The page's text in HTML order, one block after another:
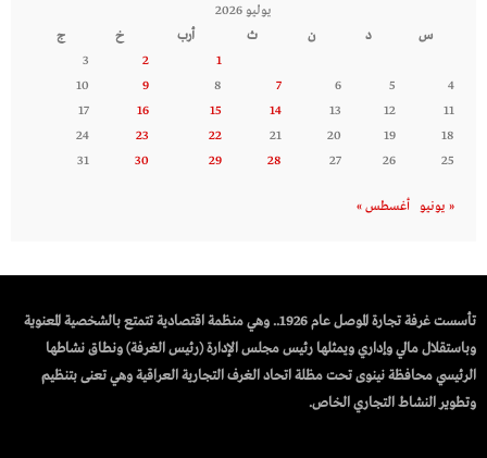
يوليو 2026
س
د ن ث أرب خ
ج
1
2
3
4
5
6
7
8
9
10
11
12
13
14
15
16
17
18
19
20
21
22
23
24
25
26
27
28
29
30
31
« يونيو أغسطس »
تأسست غرفة تجارة الموصل عام 1926.. وهي منظمة اقتصادية تتمتع بالشخصية المعنوية
وباستقلال مالي وإداري ويمثلها رئيس مجلس الإدارة (رئيس الغرفة) ونطاق نشاطها
الرئيسي محافظة نينوى تحت مظلة اتحاد الغرف التجارية العراقية وهي تعنى بتنظيم
وتطوير النشاط التجاري الخاص.